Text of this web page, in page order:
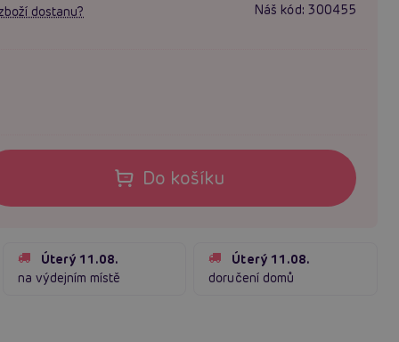
dostanu? Náš kód: 300455
Do košíku
Úterý 11.08.
na výdejním místě
Úterý 11.08.
doručení domů